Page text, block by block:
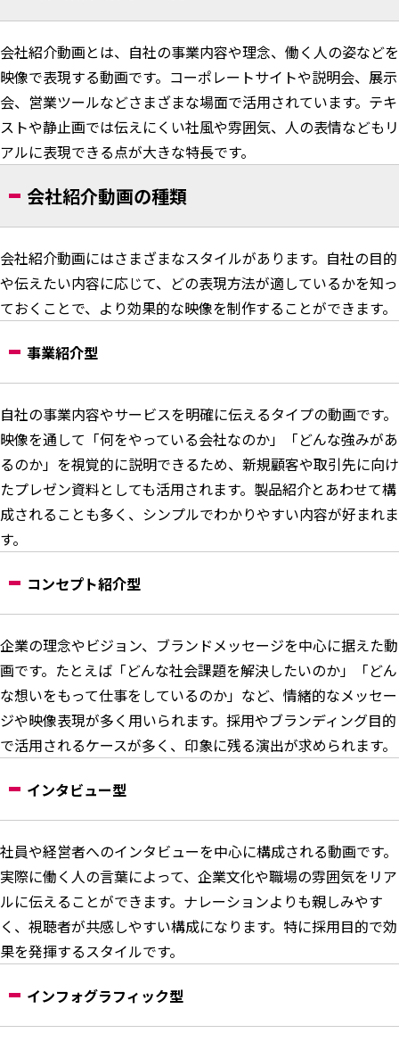
会社紹介動画とは、自社の事業内容や理念、働く人の姿などを
映像で表現する動画です。コーポレートサイトや説明会、展示
会、営業ツールなどさまざまな場面で活用されています。テキ
ストや静止画では伝えにくい社風や雰囲気、人の表情などもリ
アルに表現できる点が大きな特長です。
会社紹介動画の種類
会社紹介動画にはさまざまなスタイルがあります。自社の目的
や伝えたい内容に応じて、どの表現方法が適しているかを知っ
ておくことで、より効果的な映像を制作することができます。
事業紹介型
自社の事業内容やサービスを明確に伝えるタイプの動画です。
映像を通して「何をやっている会社なのか」「どんな強みがあ
るのか」を視覚的に説明できるため、新規顧客や取引先に向け
たプレゼン資料としても活用されます。製品紹介とあわせて構
成されることも多く、シンプルでわかりやすい内容が好まれま
す。
コンセプト紹介型
企業の理念やビジョン、ブランドメッセージを中心に据えた動
画です。たとえば「どんな社会課題を解決したいのか」「どん
な想いをもって仕事をしているのか」など、情緒的なメッセー
ジや映像表現が多く用いられます。採用やブランディング目的
で活用されるケースが多く、印象に残る演出が求められます。
インタビュー型
社員や経営者へのインタビューを中心に構成される動画です。
実際に働く人の言葉によって、企業文化や職場の雰囲気をリア
ルに伝えることができます。ナレーションよりも親しみやす
く、視聴者が共感しやすい構成になります。特に採用目的で効
果を発揮するスタイルです。
インフォグラフィック型